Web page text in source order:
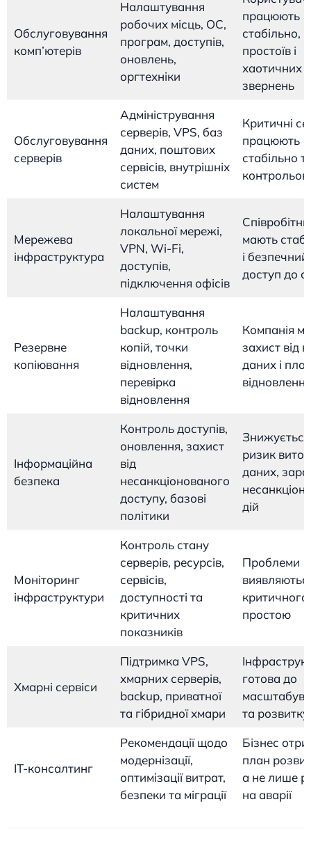
Обслуговування
комп’ютерів
Налаштування
робочих місць, ОС,
програм, доступів,
оновлень,
оргтехніки
працюють
стабільно,
простоїв і
хаотичних
звернень
Обслуговування
серверів
Адміністрування
серверів, VPS, баз
даних, поштових
сервісів, внутрішніх
систем
Критичні
працюють
стабільно
Мережева
інфраструктура
Налаштування
локальної мережі,
VPN, Wi-Fi,
доступів,
підключення офісів
мають
і безпечний
доступ до
Резервне
копіювання
Налаштування
backup, контроль
копій, точки
відновлення,
перевірка
відновлення
Компанія
захист від
даних і
відновлення
Інформаційна
безпека
Контроль доступів,
оновлення, захист
від
несанкціонованого
доступу, базові
політики
Знижується
ризик
даних,
дій
Моніторинг
інфраструктури
Контроль стану
серверів, ресурсів,
сервісів,
доступності та
критичних
показників
Проблеми
критичного
простою
Хмарні сервіси
Підтримка VPS,
хмарних серверів,
backup, приватної
та гібридної хмари
готова до
та розвитку
IT-консалтинг
Рекомендації щодо
модернізації,
оптимізації витрат,
безпеки та міграції
Бізнес
план
а не лише
на аварії